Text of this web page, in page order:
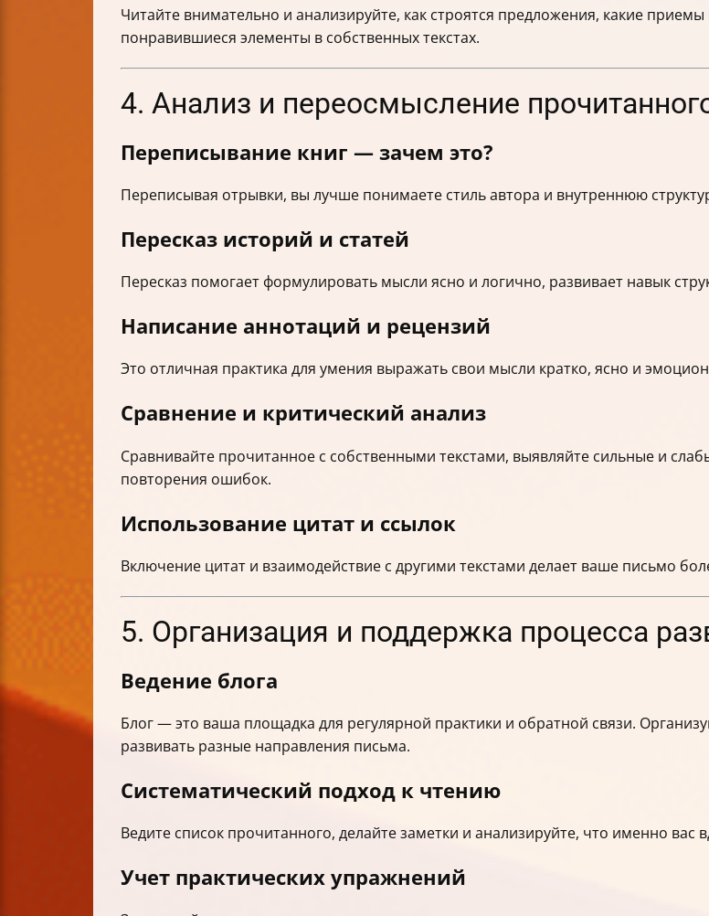
Читайте внимательно и анализируйте, как строятся предложения, какие
понравившиеся элементы в собственных текстах.
4. Анализ и переосмысление
Переписывание книг — зачем это?
Переписывая отрывки, вы лучше понимаете стиль автора и внутреннюю
Пересказ историй и статей
Пересказ помогает формулировать мысли ясно и логично, развивает навык
Написание аннотаций и рецензий
Это отличная практика для умения выражать свои мысли кратко, ясно и
Сравнение и критический анализ
Сравнивайте прочитанное с собственными текстами, выявляйте сильные и
повторения ошибок.
Использование цитат и ссылок
Включение цитат и взаимодействие с другими текстами делает ваше письмо
5. Организация и поддержка процесса
Ведение блога
Блог — это ваша площадка для регулярной практики и обратной связи.
развивать разные направления письма.
Систематический подход к чтению
Ведите список прочитанного, делайте заметки и анализируйте, что именно вас
Учет практических упражнений